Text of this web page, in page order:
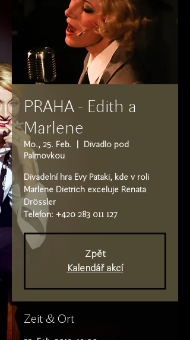
PRAHA - Edith a
Marlene
Mo., 25. Feb.
Divadlo pod
Palmovkou
Divadelní hra Evy Pataki, kde v roli
Marlene Dietrich exceluje Renata
Drössler
Telefon: +420 283 011 127
Zpět
Kalendář akcí
Zeit & Ort